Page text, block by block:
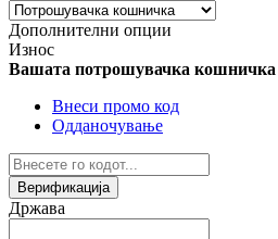
Дополнителни опции
Износ
Вашата потрошувачка кошничка
Внеси промо код
Одданочување
Верификација
Држава